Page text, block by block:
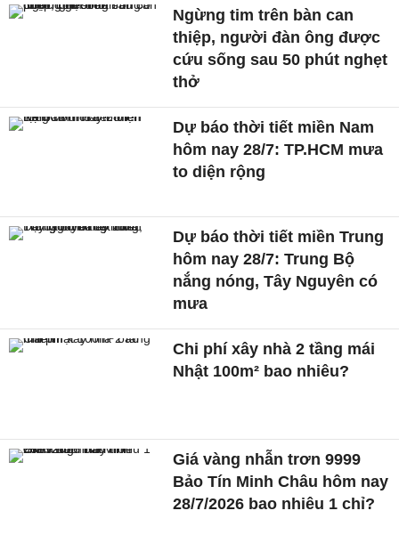
Ngừng tim trên bàn can
thiệp, người đàn ông được
cứu sống sau 50 phút nghẹt
thở
Dự báo thời tiết miền Nam
hôm nay 28/7: TP.HCM mưa
to diện rộng
Dự báo thời tiết miền Trung
hôm nay 28/7: Trung Bộ
nắng nóng, Tây Nguyên có
mưa
Chi phí xây nhà 2 tầng mái
Nhật 100m² bao nhiêu?
Giá vàng nhẫn trơn 9999
Bảo Tín Minh Châu hôm nay
28/7/2026 bao nhiêu 1 chỉ?